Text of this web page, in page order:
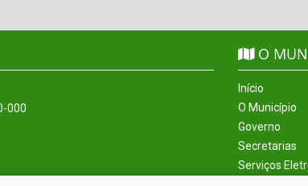
000
O
Início
O Município
Governo
Secretarias
Serviços